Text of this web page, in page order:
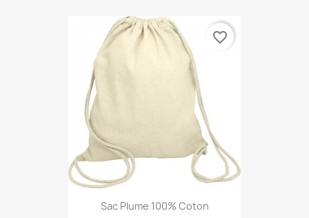
Sac Plume 100% Coton
favorite_border